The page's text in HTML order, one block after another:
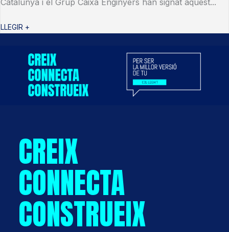
Catalunya i el Grup Caixa Enginyers han signat aquest...
LLEGIR +
CREIX
CONNECTA
CONSTRUEIX